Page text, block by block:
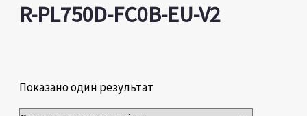
R-PL750D-FC0B-EU-V2
Показано один результат